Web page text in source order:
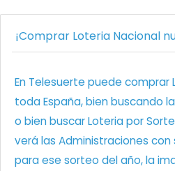
¡Comprar Loteria Nacional
En Telesuerte puede comprar
toda España, bien buscando
o bien buscar Loteria por
verá las Administraciones
para ese sorteo del año, la